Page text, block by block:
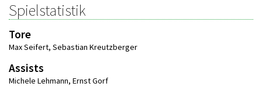
Spielstatistik
Tore
Max Seifert, Sebastian Kreutzberger
Assists
Michele Lehmann, Ernst Gorf